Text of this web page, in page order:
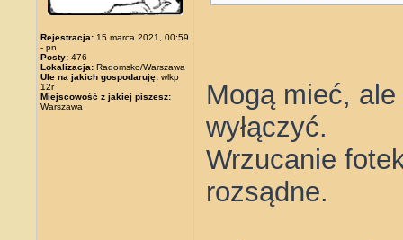
Rejestracja: 15 marca 2021, 00:59
- pn
Posty: 476
Lokalizacja: Radomsko/Warszawa
Ule na jakich gospodaruję: wlkp
12r
Miejscowość z jakiej piszesz:
Warszawa
Mogą mieć,
wyłączyć.
Wrzucanie
rozsądne.